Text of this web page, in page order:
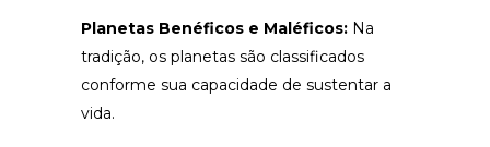
Planetas Benéficos e Maléficos: Na
tradição, os planetas são classificados
conforme sua capacidade de sustentar a
vida.